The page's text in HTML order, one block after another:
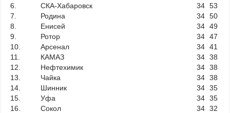
6.
СКА-Хабаровск 34 53
7.
Родина 34 50
8.
Енисей 34 49
9.
Ротор 34 47
10.
Арсенал 34 41
11.
КАМАЗ 34 38
12.
Нефтехимик 34 38
13.
Чайка 34 38
14.
Шинник 34 35
15.
Уфа 34 35
16.
Сокол 34 32